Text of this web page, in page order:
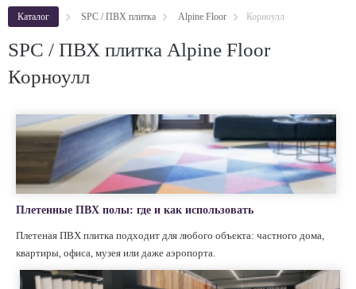
Каталог SPC / ПВХ плитка Alpine Floor Корноулл
SPC / ПВХ плитка Alpine Floor
Корноулл
Плетенные ПВХ полы: где и как использовать
Плетеная ПВХ плитка подходит для любого объекта: частного дома,
квартиры, офиса, музея или даже аэропорта.